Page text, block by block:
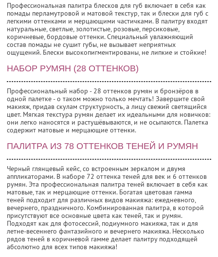
Профессиональная палитра блесков для губ включает в себя как
помады перламутровой и матовой текстур, так и блески для губ с
легкими оттенками и мерцающими частичками. В палитру входят
натуральные, светлые, золотистые, розовые, персиковые,
коричневые, бордовые оттенки. Специальный увлажняющий
состав помады не сушит губы, не вызывает неприятных
ощущений. Блески высокопигментированы, не липкие и стойкие!
НАБОР РУМЯН (28 ОТТЕНКОВ)
Профессиональный набор - 28 оттенков румян и бронзёров в
одной палетке - о таком можно только мечтать! Завершите свой
макияж, придав скулам структурность, а лицу свежий светящийся
цвет. Мягкая текстура румян делает их идеальными для новичков:
они легко наносятся и растушёвываются, и не осыпаются. Палетка
содержит матовые и мерцающие оттенки.
ПАЛИТРА ИЗ 78 ОТТЕНКОВ ТЕНЕЙ И РУМЯН
Черный глянцевый кейс, со встроенным зеркалом и двумя
аппликаторами. В наборе 72 оттенка теней для век и 6 оттенков
румян. Эта профессиональная палитра теней включает в себя как
матовые, так и мерцающие оттенки. Богатая цветовая гамма
теней подходит для различных видов макияжа: ежедневного,
вечернего, праздничного. Комбинированная палитра, в которой
присутствуют все основные цвета как теней, так и румян.
Подходят как для фотосессий, подиумного макияжа, так и для
летне-весеннего фантазийного и вечернего макияжа. Несколько
рядов теней в коричневой гамме делает палитру подходящей
абсолютно для всех типов макияжа!